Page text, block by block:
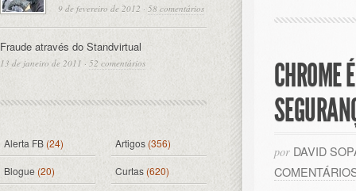
CHROME
por DAVID
9 de fevereiro de 2012 · 58 comentários
Fraude através do Standvirtual
13 de janeiro de 2011 · 52 comentários
Alerta FB (24) Artigos(356)
Blogue (20) Curtas(620)